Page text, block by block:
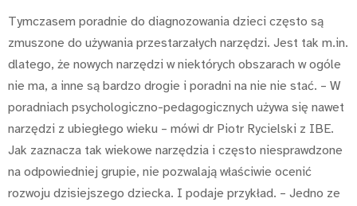
Tymczasem poradnie do diagnozowania dzieci często są
zmuszone do używania przestarzałych narzędzi. Jest tak m.in.
dlatego, że nowych narzędzi w niektórych obszarach w ogóle
nie ma, a inne są bardzo drogie i poradni na nie nie stać. – W
poradniach psychologiczno-pedagogicznych używa się nawet
narzędzi z ubiegłego wieku – mówi dr Piotr Rycielski z IBE.
Jak zaznacza tak wiekowe narzędzia i często niesprawdzone
na odpowiedniej grupie, nie pozwalają właściwie ocenić
rozwoju dzisiejszego dziecka. I podaje przykład. – Jedno ze